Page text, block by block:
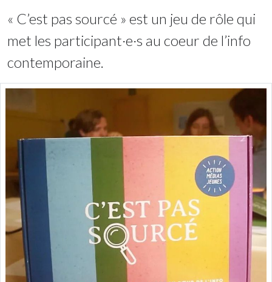
« C’est pas sourcé » est un jeu de rôle qui
met les participant·e·s au coeur de l’info
contemporaine.